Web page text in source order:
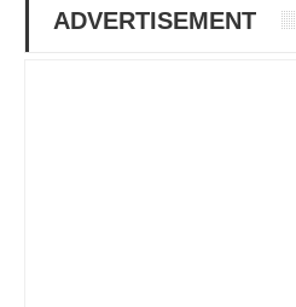
ADVERTISEMENT